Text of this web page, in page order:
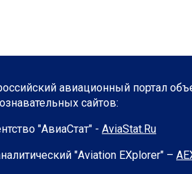
авиационный портал
сайтов:
"АвиаСтат" - AviaStat.Ru
"Aviation EХplorer" –